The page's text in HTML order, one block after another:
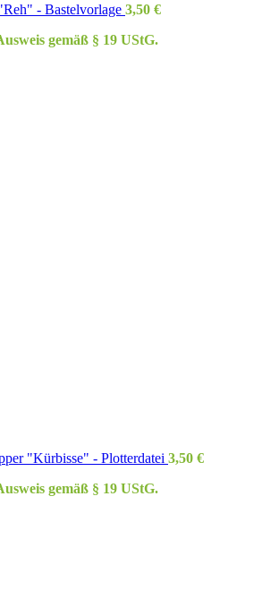
- Bastelvorlage 3,50 €
gemäß § 19 UStG.
"Kürbisse" - Plotterdatei 3,50 €
gemäß § 19 UStG.